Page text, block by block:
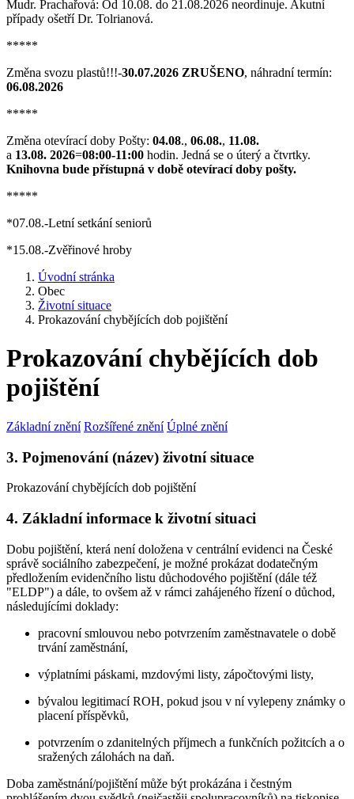
Mudr. Prachařová: Od 10.08. do 21.08.2026 neordinuje. Akutní
případy ošetří Dr. Tolrianová.
*****
Změna svozu plastů!!!-30.07.2026 ZRUŠENO, náhradní termín:
06.08.2026
*****
Změna otevírací doby Pošty: 04.08., 06.08., 11.08.
a 13.08. 2026=08:00-11:00 hodin. Jedná se o úterý a čtvrtky.
Knihovna bude přístupná v době otevírací doby pošty.
*****
*07.08.-Letní setkání seniorů
*15.08.-Zvěřinové hroby
Úvodní stránka
Obec
Životní situace
Prokazování chybějících dob pojištění
Prokazování chybějících dob
pojištění
Základní znění Rozšířené znění Úplné znění
3. Pojmenování (název) životní situace
Prokazování chybějících dob pojištění
4. Základní informace k životní situaci
Dobu pojištění, která není doložena v centrální evidenci na České
správě sociálního zabezpečení, je možné prokázat dodatečným
předložením evidenčního listu důchodového pojištění (dále též
"ELDP") a dále, to ovšem až v rámci zahájeného řízení o důchod,
následujícími doklady:
pracovní smlouvou nebo potvrzením zaměstnavatele o době
trvání zaměstnání,
výplatními páskami, mzdovými listy, zápočtovými listy,
bývalou legitimací ROH, pokud jsou v ní vylepeny známky o
placení příspěvků,
potvrzením o zdanitelných příjmech a funkčních požitcích a o
sražených zálohách na daň.
Doba zaměstnání/pojištění může být prokázána i čestným